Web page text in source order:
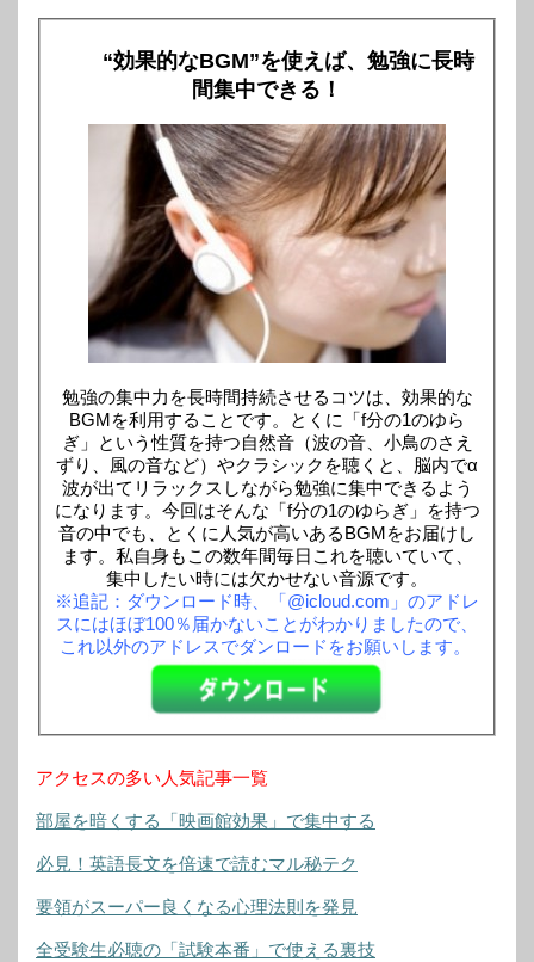
“効果的なBGM”を使えば、勉強に長時
間集中できる！
勉強の集中力を長時間持続させるコツは、効果的な
BGMを利用することです。とくに「f分の1のゆら
ぎ」という性質を持つ自然音（波の音、小鳥のさえ
ずり、風の音など）やクラシックを聴くと、脳内でα
波が出てリラックスしながら勉強に集中できるよう
になります。今回はそんな「f分の1のゆらぎ」を持つ
音の中でも、とくに人気が高いあるBGMをお届けし
ます。私自身もこの数年間毎日これを聴いていて、
集中したい時には欠かせない音源です。
※追記：ダウンロード時、「@icloud.com」のアドレ
スにはほぼ100％届かないことがわかりましたので、
これ以外のアドレスでダンロードをお願いします。
アクセスの多い人気記事一覧
部屋を暗くする「映画館効果」で集中する
必見！英語長文を倍速で読むマル秘テク
要領がスーパー良くなる心理法則を発見
全受験生必聴の「試験本番」で使える裏技